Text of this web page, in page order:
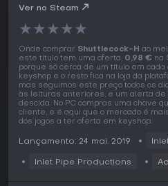
Ver no Steam
★★★★★
Onde comprar Shuttlecock-H ao
este título tem uma oferta, 0,98 € na
porque só cerca de um título em
keyshop e o resto fica na loja da
mas seguimos este preço todos os
às leituras anteriores, e um alerta
descida. No PC compras uma chave
cliente, e é aqui que o mercado é
dos jogos a ter oferta em keyshop.
Lançamento: 24 mai. 2019
Inlet Pipe Productions